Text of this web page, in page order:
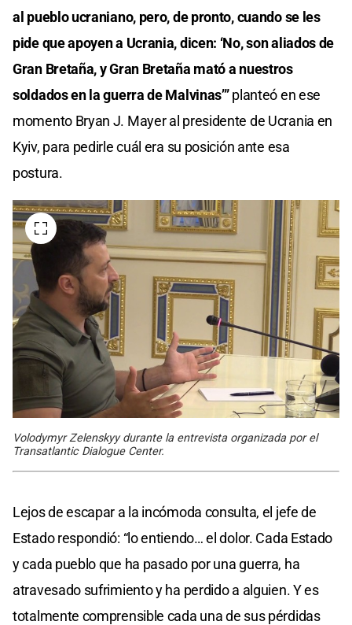
al pueblo ucraniano, pero, de pronto, cuando se les
pide que apoyen a Ucrania, dicen: ‘No, son aliados de
Gran Bretaña, y Gran Bretaña mató a nuestros
soldados en la guerra de Malvinas’”planteó en ese
momento Bryan J. Mayer al presidente de Ucrania en
Kyiv, para pedirle cuál era su posición ante esa
postura.
Volodymyr Zelenskyy durante la entrevista organizada por el
Transatlantic Dialogue Center.
Lejos de escapar a la incómoda consulta, el jefe de
Estado respondió: “lo entiendo… el dolor. Cada Estado
y cada pueblo que ha pasado por una guerra, ha
atravesado sufrimiento y ha perdido a alguien. Y es
totalmente comprensible cada una de sus pérdidas